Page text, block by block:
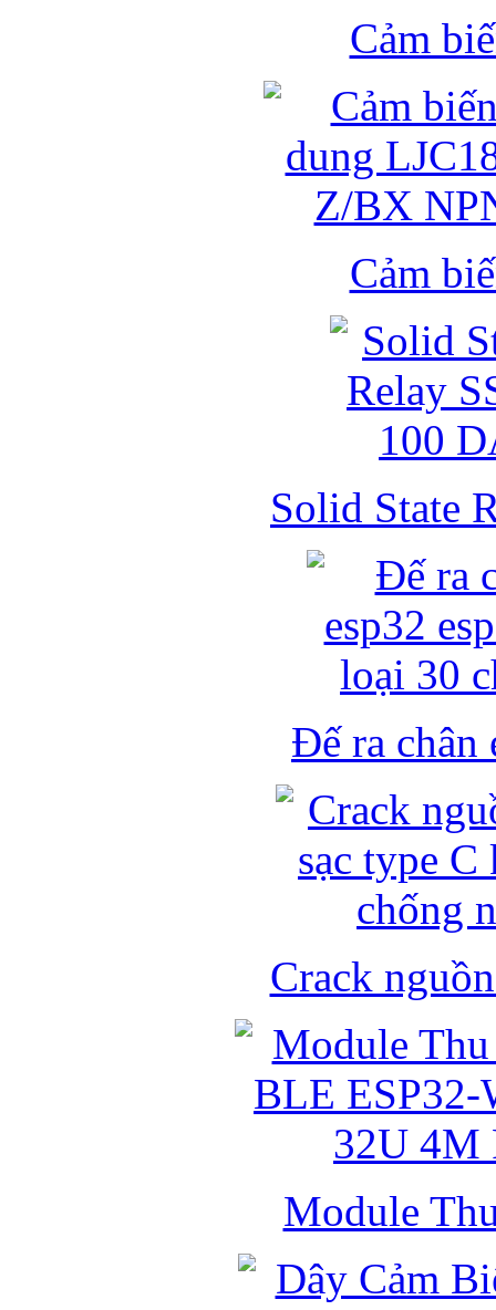
Cảm
Cảm
Solid State
Đế ra chân
Crack
Module